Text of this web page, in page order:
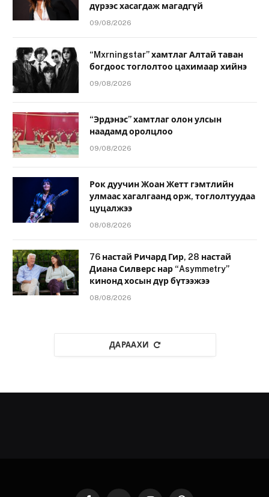
дүрээс хасагдаж магадгүй
09/08/2026
“Mxrningstar” хамтлаг Алтай таван
богдоос тоглолтоо цахимаар хийнэ
09/08/2026
“Эрдэнэс” хамтлаг олон улсын
наадамд оролцлоо
09/08/2026
Рок дуучин Жоан Жетт гэмтлийн
улмаас хагалгаанд орж, тоглолтуудаа
цуцалжээ
08/08/2026
76 настай Ричард Гир, 28 настай
Диана Силверс нар “Asymmetry”
кинонд хосын дүр бүтээжээ
08/08/2026
ДАРААХИ